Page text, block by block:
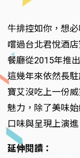
牛排控如你，想
嚐過台北君悅酒
餐廳從2015年推
這幾年來依然長
寶艾沒吃上一份
魅力，除了美味
口味與呈現上演進
延伸閱讀：